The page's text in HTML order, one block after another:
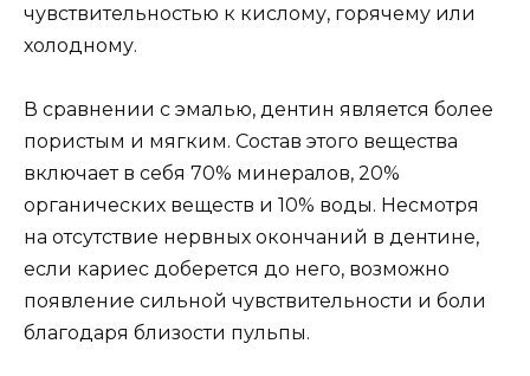
чувствительностью к кислому, горячему или
холодному.
В сравнении с эмалью, дентин является более
пористым и мягким. Состав этого вещества
включает в себя 70% минералов, 20%
органических веществ и 10% воды. Несмотря
на отсутствие нервных окончаний в дентине,
если кариес доберется до него, возможно
появление сильной чувствительности и боли
благодаря близости пульпы.